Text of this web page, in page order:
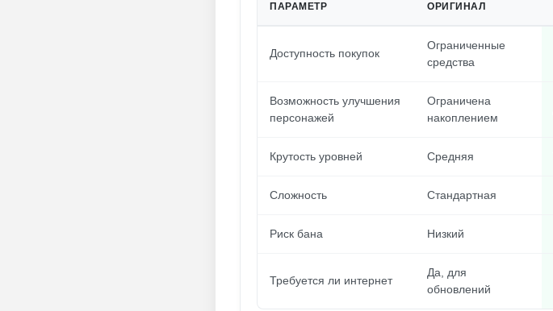
ПАРАМЕТР ОРИГИНАЛ
Доступность покупок
Ограниченные
средства
Возможность улучшения
персонажей
Ограничена
накоплением
Крутость уровней Средняя
Сложность Стандартная
Риск бана Низкий
Требуется ли интернет
Да, для
обновлений